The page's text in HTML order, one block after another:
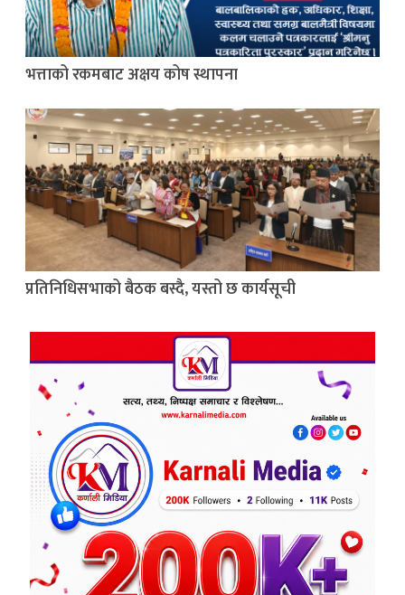
भत्ताको रकमबाट अक्षय कोष स्थापना
प्रतिनिधिसभाको बैठक बस्दै, यस्तो छ कार्यसूची